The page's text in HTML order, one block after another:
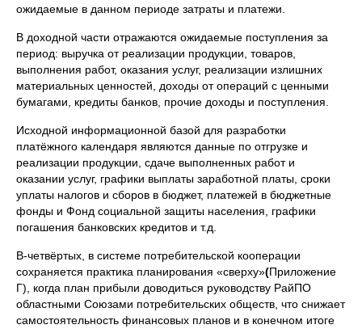
ожидаемые в данном периоде затраты и платежи.
В доходной части отражаются ожидаемые поступления за
период: выручка от реализации продукции, товаров,
выполнения работ, оказания услуг, реализации излишних
материальных ценностей, доходы от операций с ценными
бумагами, кредиты банков, прочие доходы и поступления.
Исходной информационной базой для разработки
платёжного календаря являются данные по отгрузке и
реализации продукции, сдаче выполненных работ и
оказании услуг, графики выплаты заработной платы, сроки
уплаты налогов и сборов в бюджет, платежей в бюджетные
фонды и Фонд социальной защиты населения, графики
погашения банковских кредитов и т.д.
В-четвёртых, в системе потребительской кооперации
сохраняется практика планирования «сверху»(Приложение
Г), когда план прибыли доводиться руководству РайПО
областными Союзами потребительских обществ, что снижает
самостоятельность финансовых планов и в конечном итоге